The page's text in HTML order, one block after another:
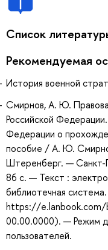
Список
Рекомендуемая
История военной
Смирнов, А. Ю.
Российской
Федерации о
пособие / А. Ю.
Штеренберг. —
86 с. — Текст :
библиотечная
https://e.lanbook.com/
00.00.0000). — Режим
пользователей.